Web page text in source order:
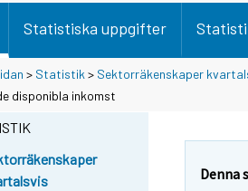
Statistiska uppgifter
> Statistik > Sektorräkenskaper
disponibla inkomst
Denna